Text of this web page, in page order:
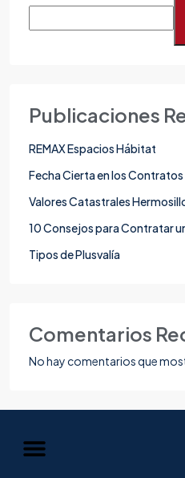
Publicaciones
REMAX Espacios Hábitat
Fecha Cierta en los
Valores Catastrales
10 Consejos para Contratar
Tipos de Plusvalía
Comentarios
No hay comentarios que